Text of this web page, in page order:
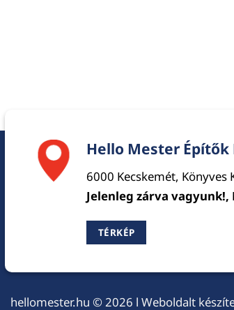
Hello Mester Építők
6000 Kecskemét, Könyves
Jelenleg zárva vagyunk!,
TÉRKÉP
hellomester.hu © 2026 l Weboldalt